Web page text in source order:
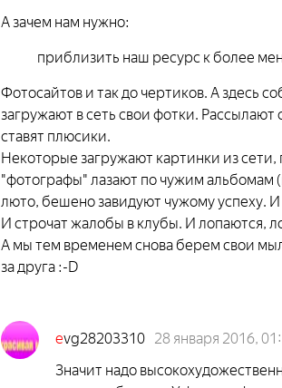
А зачем нам нужно:
приблизить наш ресурс к более
Фотосайтов и так до чертиков. А здесь
загружают в сеть свои фотки. Рассылают
ставят плюсики.
Некоторые загружают картинки из сети,
"фотографы" лазают по чужим альбомам
люто, бешено завидуют чужому успеху.
И строчат жалобы в клубы. И лопаются,
А мы тем временем снова берем свои
за друга :-D
evg28203310 28 января 2016,
Значит надо